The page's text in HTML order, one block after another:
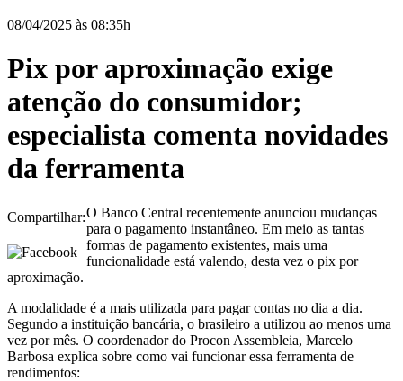
08/04/2025 às 08:35h
Pix por aproximação exige
atenção do consumidor;
especialista comenta novidades
da ferramenta
Compartilhar:O Banco Central recentemente anunciou mudanças
para o pagamento instantâneo. Em meio as tantas
formas de pagamento existentes, mais uma
funcionalidade está valendo, desta vez o pix por
aproximação.
A modalidade é a mais utilizada para pagar contas no dia a dia.
Segundo a instituição bancária, o brasileiro a utilizou ao menos uma
vez por mês. O coordenador do Procon Assembleia, Marcelo
Barbosa explica sobre como vai funcionar essa ferramenta de
rendimentos: